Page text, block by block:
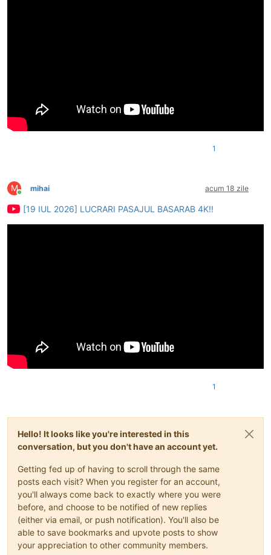
1
M
Conectat
mihai acum 18 zile
[19 IUL 2026] LUCRARI PASAJUL BASARAB 4K!!
1
Hello! It looks like you're interested in this
conversation, but you don't have an account yet.
Getting fed up of having to scroll through the same
posts each visit? When you register for an account,
you'll always come back to exactly where you were
before, and choose to be notified of new replies
(either via email, or push notification). You'll also be
able to save bookmarks and upvote posts to show
your appreciation to other community members.